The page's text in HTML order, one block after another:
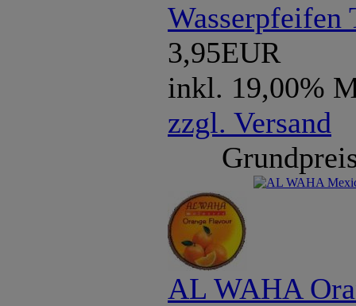
Wasserpfeifen
3,95EUR
inkl. 19,00%
zzgl. Versand
AL WAHA